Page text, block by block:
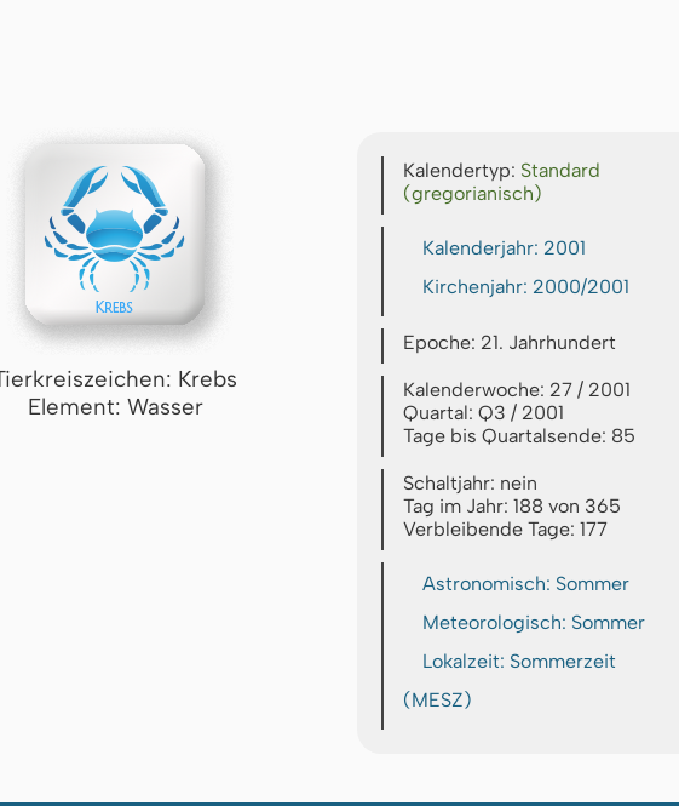
Krebs
Element: Wasser
Kalendertyp: Standard
(gregorianisch)
Kalenderjahr: 2001
Kirchenjahr: 2000/2001
Epoche: 21. Jahrhundert
Kalenderwoche: 27 / 2001
Quartal: Q3 / 2001
Tage bis Quartalsende: 85
Schaltjahr: nein
Tag im Jahr: 188 von 365
Verbleibende Tage: 177
Astronomisch: Sommer
Meteorologisch: Sommer
Lokalzeit: Sommerzeit
(MESZ)